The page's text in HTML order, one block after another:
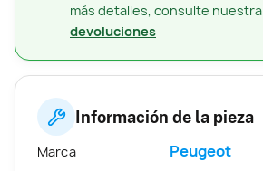
más detalles, consulte nuestra
devoluciones
Información de la pieza
Marca Peugeot